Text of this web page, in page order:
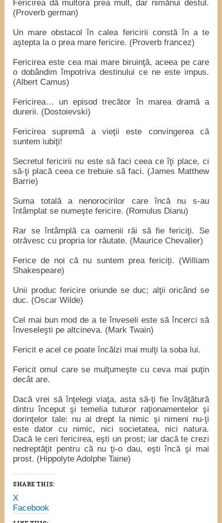
Fericirea dă multora prea mult, dar nimănui destul.
(Proverb german)
Un mare obstacol în calea fericirii constă în a te
aştepta la o prea mare fericire. (Proverb francez)
Fericirea este cea mai mare biruinţă, aceea pe care
o dobândim împotriva destinului ce ne este impus.
(Albert Camus)
Fericirea… un episod trecător în marea dramă a
durerii. (Dostoievski)
Fericirea supremă a vieţii este convingerea că
suntem iubiţi!
Secretul fericirii nu este să faci ceea ce îţi place, ci
să-ţi placă ceea ce trebuie să faci. (James Matthew
Barrie)
Suma totală a nenorocirilor care încă nu s-au
întâmplat se numeşte fericire. (Romulus Dianu)
Rar se întâmplă ca oamenii răi să fie fericiţi. Se
otrăvesc cu propria lor răutate. (Maurice Chevalier)
Ferice de noi că nu suntem prea fericiţi. (William
Shakespeare)
Unii produc fericire oriunde se duc; alţii oricând se
duc. (Oscar Wilde)
Cel mai bun mod de a te înveseli este să încerci să
înveseleşti pe altcineva. (Mark Twain)
Fericit e acel ce poate încălzi mai mulţi la soba lui.
Fericit omul care se mulţumeşte cu ceva mai puţin
decât are.
Dacă vrei să înţelegi viaţa, asta să-ţi fie învăţătură
dintru început şi temelia tuturor raţionamentelor şi
dorinţelor tale: nu ai drept la nimic şi nimeni nu-ţi
este dator cu nimic, nici societatea, nici natura.
Dacă le ceri fericirea, eşti un prost; iar dacă te crezi
nedreptăţit pentru că nu ţi-o dau, eşti încă şi mai
prost. (Hippolyte Adolphe Taine)
SHARE THIS:
X
Facebook